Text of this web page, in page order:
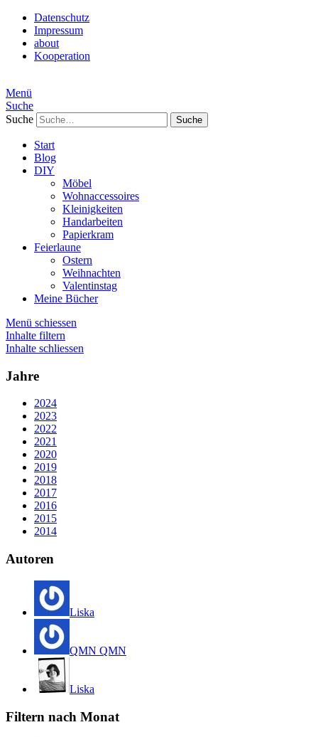
Datenschutz
Impressum
about
Kooperation
Menü
Suche
Suche
Start
Blog
DIY
Möbel
Wohnaccessoires
Kleinigkeiten
Handarbeiten
Papierkram
Feierlaune
Ostern
Weihnachten
Valentinstag
Meine Bücher
Menü schiessen
Inhalte filtern
Inhalte schliessen
Jahre
2024
2023
2022
2021
2020
2019
2018
2017
2016
2015
2014
Autoren
Liska
QMN QMN
Liska
Filtern nach Monat